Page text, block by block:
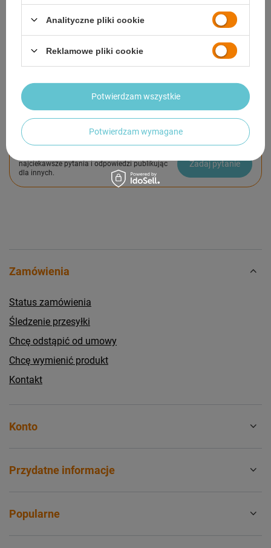
OPIS
SZCZEGÓŁOWE DANE
OPINIE
Potrzebujesz pomocy? Masz pytania?
najciekawsze pytania i odpowiedzi publikując
dla innych.
Zadaj pytanie
Zamówienia
Status zamówienia
Śledzenie przesyłki
Chcę odstąpić od umowy
Chcę wymienić produkt
Kontakt
Konto
Przydatne informacje
Popularne
Analityczne pliki cookie
Reklamowe pliki cookie
Potwierdzam wymagane
Potwierdzam wszystkie